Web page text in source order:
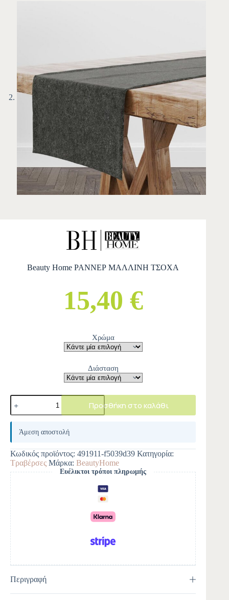
Beauty Home ΡΑΝΝΕΡ ΜΑΛΛΙΝΗ ΤΣΟΧΑ
15,40 €
Χρώμα
Διάσταση
Προσθήκη στο καλάθι
A
e
r
n
a
t
i
v
e
:
Άμεση αποστολή
Κωδικός προϊόντος: 491911-f5039d39 Κατηγορία:
Τραβέρσες Μάρκα: BeautyHome
Ευέλικτοι τρόποι πληρωμής
Περιγραφή